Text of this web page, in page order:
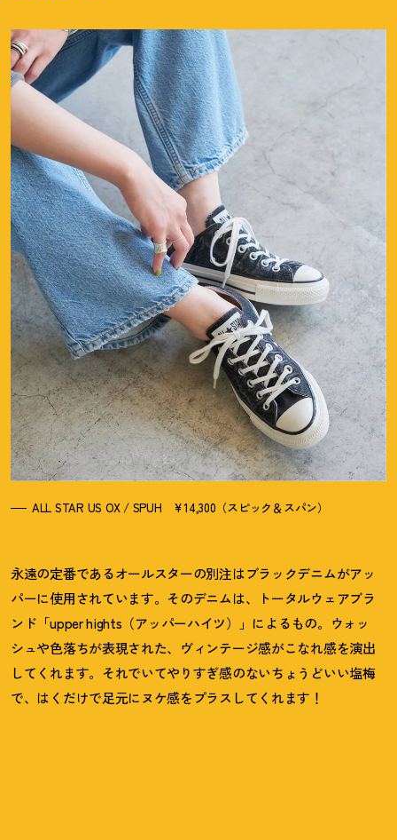
ALL STAR US OX / SPUH ¥14,300（スピック＆スパン）
永遠の定番であるオールスターの別注はブラックデニムがアッ
パーに使用されています。そのデニムは、トータルウェアブラ
ンド「upper hights（アッパーハイツ）」によるもの。ウォッ
シュや色落ちが表現された、ヴィンテージ感がこなれ感を演出
してくれます。それでいてやりすぎ感のないちょうどいい塩梅
で、はくだけで足元にヌケ感をプラスしてくれます ！